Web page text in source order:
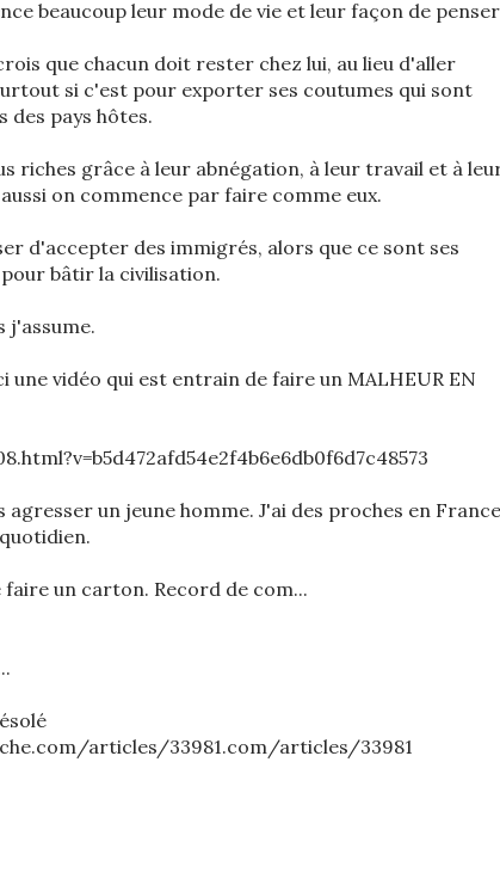
beaucoup leur mode de vie et leur façon de
que chacun doit rester chez lui, au lieu d'aller
si c'est pour exporter ses coutumes qui sont
des pays hôtes.
riches grâce à leur abnégation, à leur travail et à
on commence par faire comme eux.
d'accepter des immigrés, alors que ce sont ses
bâtir la civilisation.
j'assume.
une vidéo qui est entrain de faire un MALHEUR EN
agresser un jeune homme. J'ai des proches en France
un carton. Record de com...
articles/33981.com/articles/33981